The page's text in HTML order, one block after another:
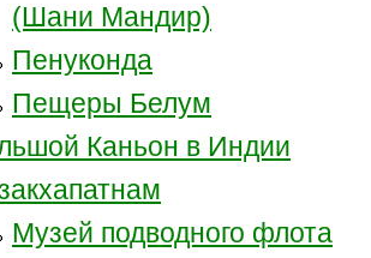
(Шани Мандир)
Пенуконда
Пещеры Белум
Каньон в Индии
Музей подводного флота